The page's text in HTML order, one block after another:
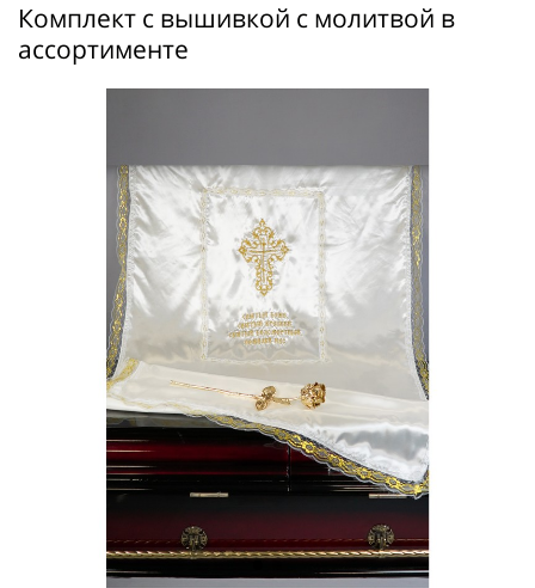
Комплект с вышивкой с молитвой в
ассортименте